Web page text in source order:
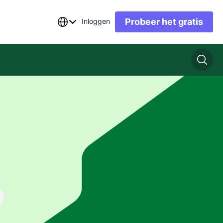
Inloggen Probeer het gratis